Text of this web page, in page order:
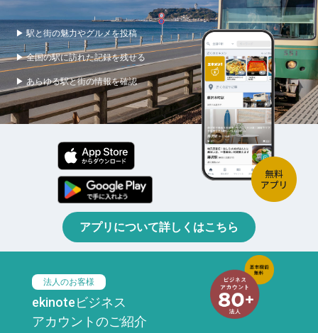
▶ 駅と街の魅力やグルメを投稿
▶ 全国の駅に訪れた記録を残せる
▶ あらゆる駅と街の情報を確認
アプリについて詳しくはこちら
法人のお客様
ekinoteビジネス
アカウントのご紹介